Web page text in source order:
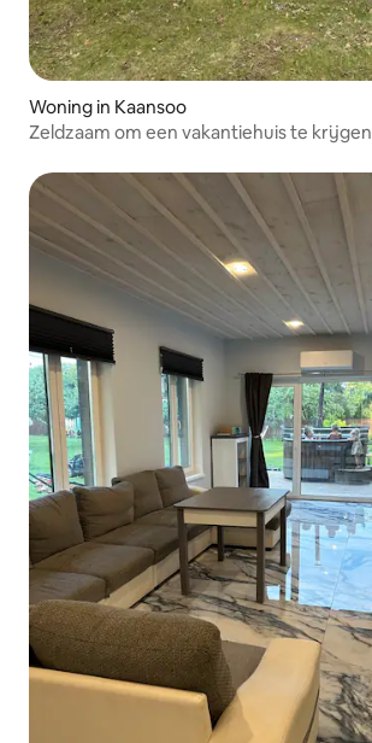
Woning in Kaansoo
Zeldzaam om een vakantiehuis te krijgen